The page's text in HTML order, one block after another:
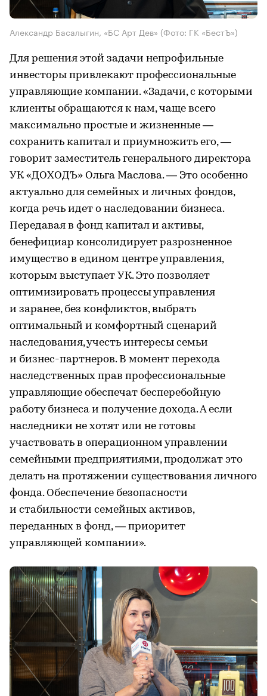
Александр Басалыгин, «БС Арт Дев» (Фото: ГК «БестЪ»)
Для решения этой задачи непрофильные
инвесторы привлекают профессиональные
управляющие компании. «Задачи, с которыми
клиенты обращаются к нам, чаще всего
максимально простые и жизненные —
сохранить капитал и приумножить его, —
говорит заместитель генерального директора
УК «ДОХОДЪ» Ольга Маслова. — Это особенно
актуально для семейных и личных фондов,
когда речь идет о наследовании бизнеса.
Передавая в фонд капитал и активы,
бенефициар консолидирует разрозненное
имущество в едином центре управления,
которым выступает УК. Это позволяет
оптимизировать процессы управления
и заранее, без конфликтов, выбрать
оптимальный и комфортный сценарий
наследования, учесть интересы семьи
и бизнес-партнеров. В момент перехода
наследственных прав профессиональные
управляющие обеспечат бесперебойную
работу бизнеса и получение дохода. А если
наследники не хотят или не готовы
участвовать в операционном управлении
семейными предприятиями, продолжат это
делать на протяжении существования личного
фонда. Обеспечение безопасности
и стабильности семейных активов,
переданных в фонд, — приоритет
управляющей компании».